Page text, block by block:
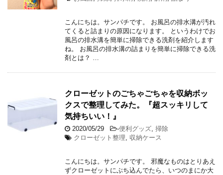
こんにちは。サンパチです。 お風呂の排水溝が汚れ
てくると詰まりの原因になります。 というわけでお
風呂の排水溝を簡単に掃除できる洗剤を紹介します
ね。 お風呂の排水溝の詰まりを簡単に掃除できる洗
剤とは？ …
クローゼットのごちゃごちゃを収納ボッ
クスで整理してみた。『超スッキリして
気持ちいい！』
2020/05/29 -便利グッズ, 掃除
クローゼット整理, 収納ケース
こんにちは。サンパチです。 邪魔なものはとりあえ
ずクローゼットにぶち込んでたら、いつのまにか大